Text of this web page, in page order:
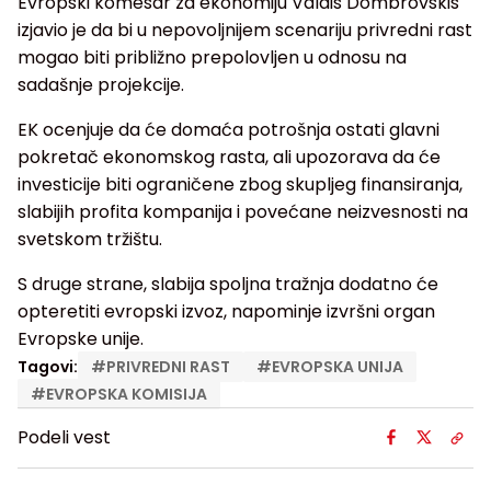
izjavio je da bi u nepovoljnijem scenariju privredni rast
mogao biti približno prepolovljen u odnosu na
sadašnje projekcije.
EK ocenjuje da će domaća potrošnja ostati glavni
pokretač ekonomskog rasta, ali upozorava da će
investicije biti ograničene zbog skupljeg finansiranja,
slabijih profita kompanija i povećane neizvesnosti na
svetskom tržištu.
S druge strane, slabija spoljna tražnja dodatno će
opteretiti evropski izvoz, napominje izvršni organ
Evropske unije.
Tagovi: #PRIVREDNI RAST #EVROPSKA UNIJA
#EVROPSKA KOMISIJA
Podeli vest